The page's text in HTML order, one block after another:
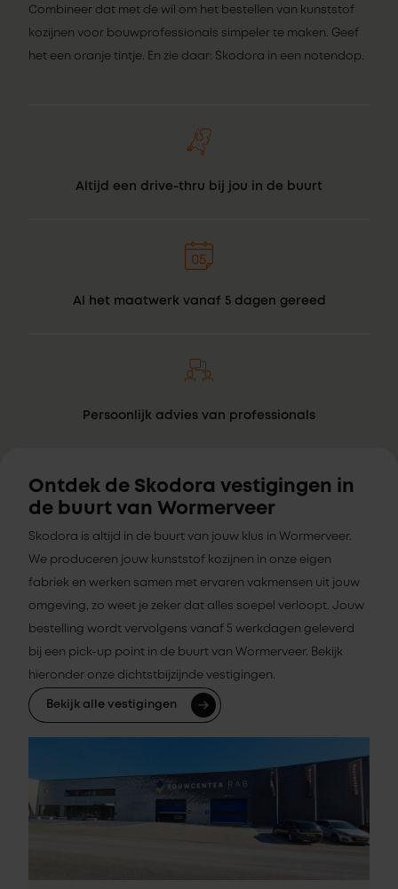
Combineer dat met de wil om het bestellen van kunststof
kozijnen voor bouwprofessionals simpeler te maken. Geef
het een oranje tintje. En zie daar: Skodora in een notendop.
Altijd een drive-thru bij jou in de buurt
Al het maatwerk vanaf 5 dagen gereed
Persoonlijk advies van professionals
Ontdek de Skodora vestigingen in
de buurt van Wormerveer
Skodora is altijd in de buurt van jouw klus in Wormerveer.
We produceren jouw kunststof kozijnen in onze eigen
fabriek en werken samen met ervaren vakmensen uit jouw
omgeving, zo weet je zeker dat alles soepel verloopt. Jouw
bestelling wordt vervolgens vanaf 5 werkdagen geleverd
bij een pick-up point in de buurt van Wormerveer. Bekijk
hieronder onze dichtstbijzijnde vestigingen.
Bekijk alle vestigingen